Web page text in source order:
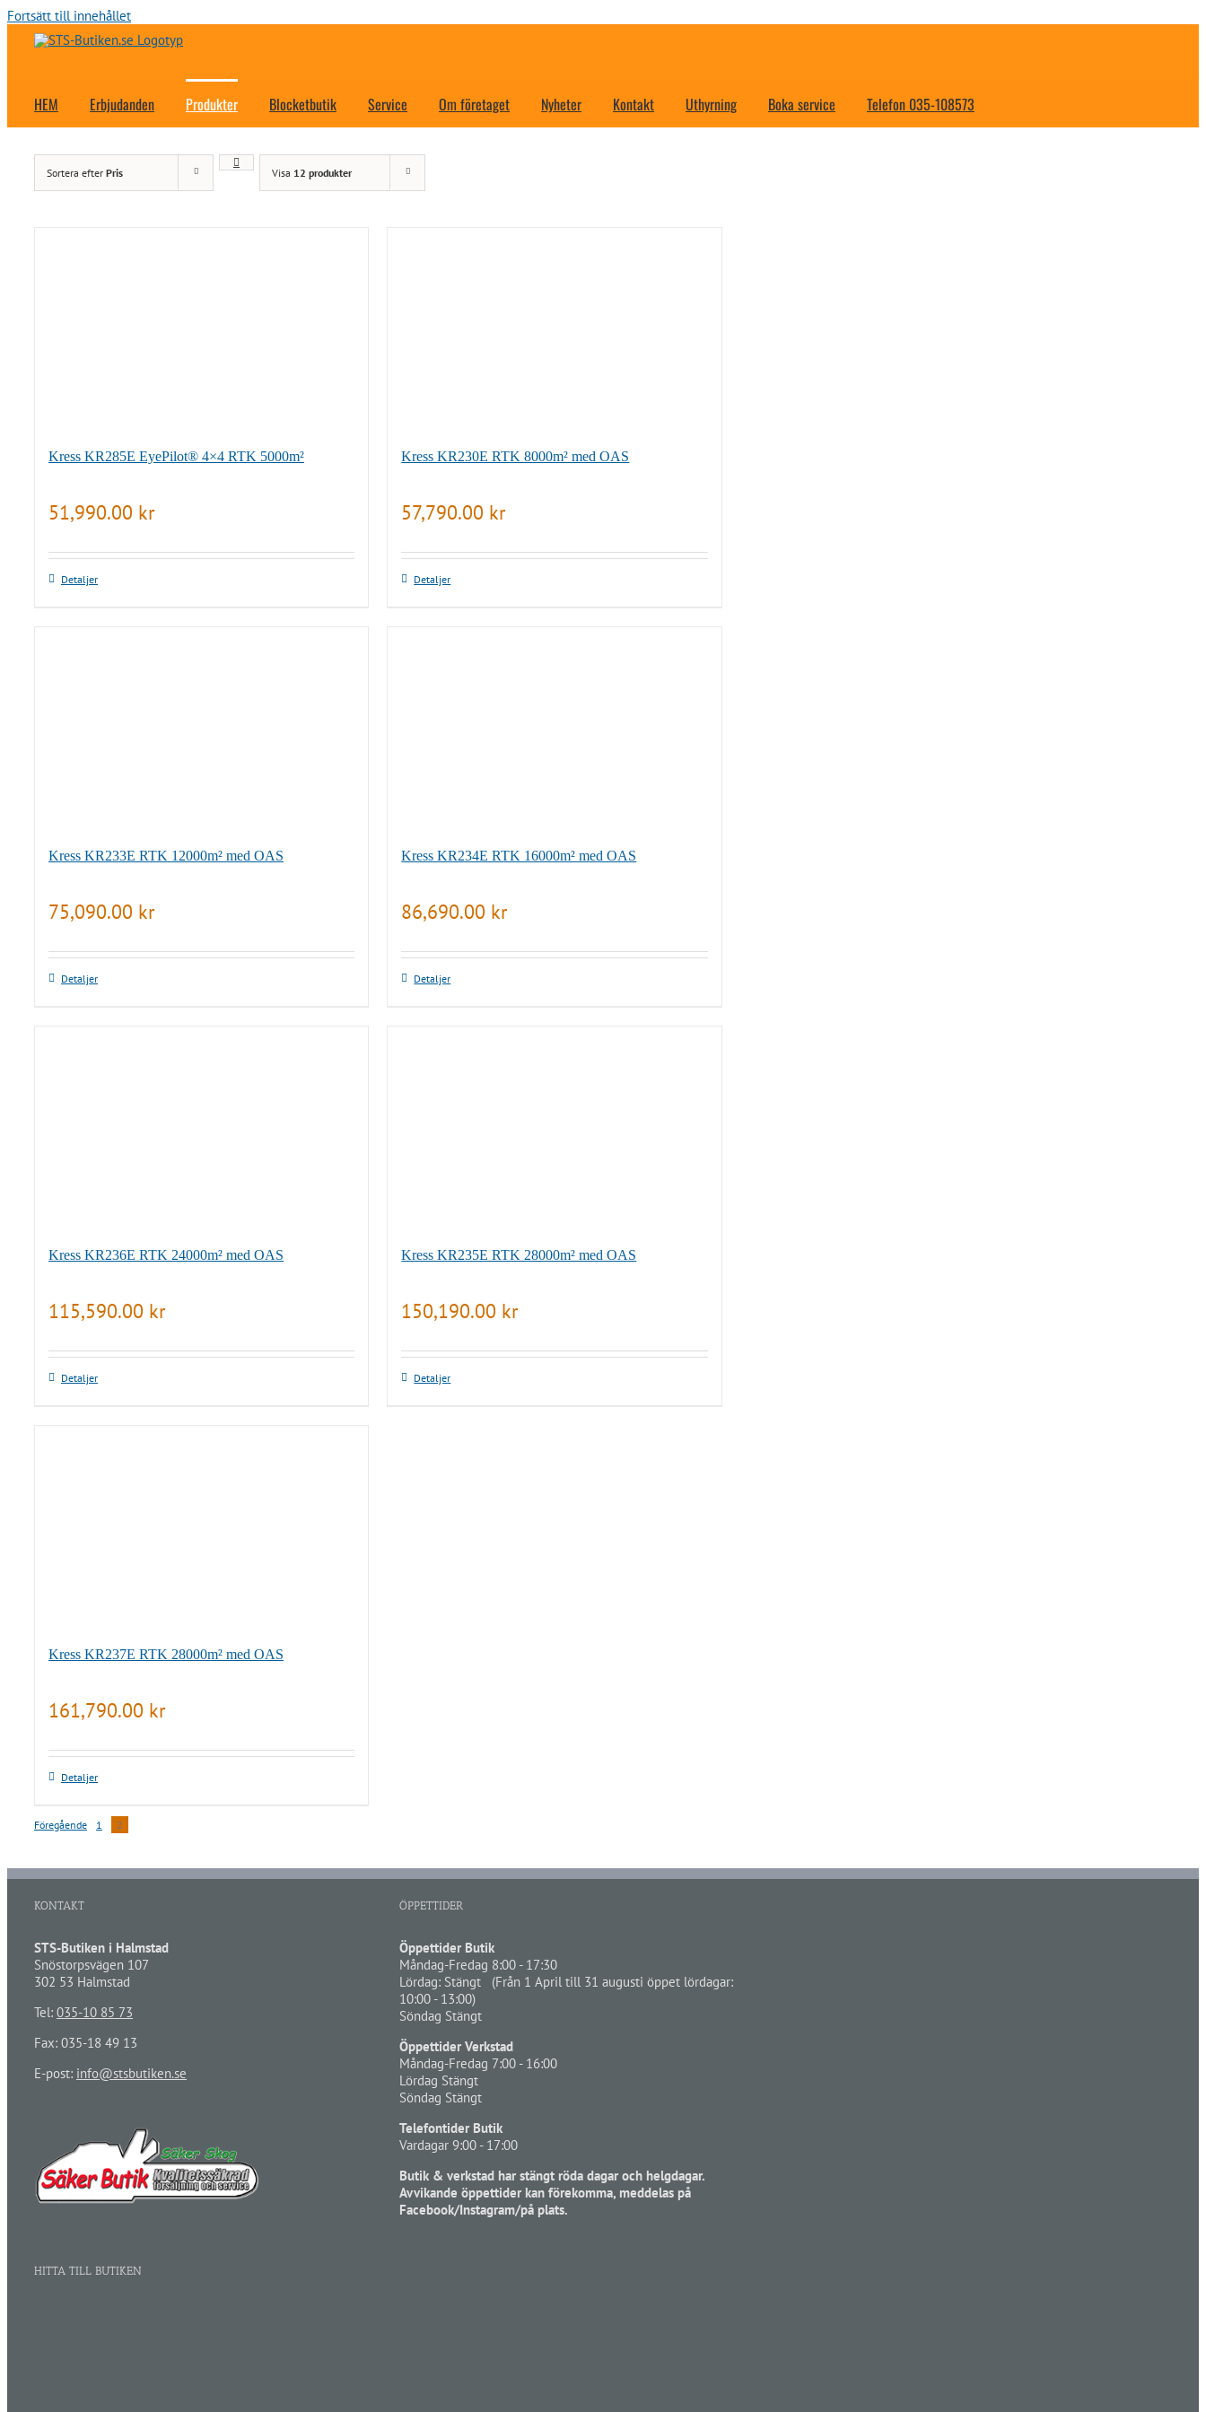
Fortsätt till innehållet
HEM Erbjudanden Produkter Blocketbutik Service Om företaget Nyheter Kontakt Uthyrning Boka service Telefon 035-108573
Sortera efter Pris Visa 12 produkter
Kress KR285E EyePilot® 4×4 RTK 5000m²
51,990.00 kr
Detaljer
Kress KR230E RTK 8000m² med OAS
57,790.00 kr
Detaljer
Kress KR233E RTK 12000m² med OAS
75,090.00 kr
Detaljer
Kress KR234E RTK 16000m² med OAS
86,690.00 kr
Detaljer
Kress KR236E RTK 24000m² med OAS
115,590.00 kr
Detaljer
Kress KR235E RTK 28000m² med OAS
150,190.00 kr
Detaljer
Kress KR237E RTK 28000m² med OAS
161,790.00 kr
Detaljer
Föregående 1 2
KONTAKT
STS-Butiken i Halmstad
Snöstorpsvägen 107
302 53 Halmstad
Tel: 035-10 85 73
Fax: 035-18 49 13
E-post: info@stsbutiken.se
ÖPPETTIDER
Öppettider Butik
Måndag-Fredag 8:00 - 17:30
Lördag: Stängt (Från 1 April till 31 augusti öppet lördagar:
10:00 - 13:00)
Söndag Stängt
Öppettider Verkstad
Måndag-Fredag 7:00 - 16:00
Lördag Stängt
Söndag Stängt
Telefontider Butik
Vardagar 9:00 - 17:00
Butik & verkstad har stängt röda dagar och helgdagar.
Avvikande öppettider kan förekomma, meddelas på
Facebook/Instagram/på plats.
HITTA TILL BUTIKEN